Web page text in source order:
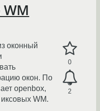
0
2
оконный
окон. По
openbox,
WM.